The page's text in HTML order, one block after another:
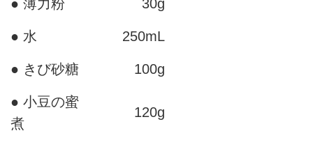
● 薄力粉 30g
● 水 250mL
● きび砂糖 100g
● 小豆の蜜
煮
120g